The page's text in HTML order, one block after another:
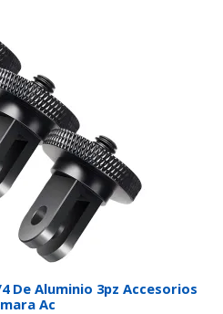
De Aluminio 3pz Accesorios
Ac